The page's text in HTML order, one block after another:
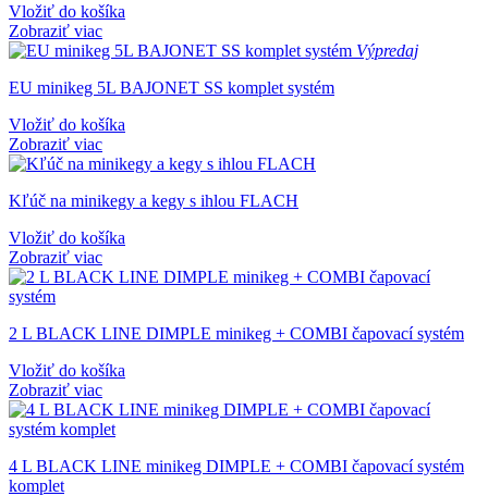
Vložiť do košíka
Zobraziť viac
Výpredaj
EU minikeg 5L BAJONET SS komplet systém
Vložiť do košíka
Zobraziť viac
Kľúč na minikegy a kegy s ihlou FLACH
Vložiť do košíka
Zobraziť viac
2 L BLACK LINE DIMPLE minikeg + COMBI čapovací systém
Vložiť do košíka
Zobraziť viac
4 L BLACK LINE minikeg DIMPLE + COMBI čapovací systém
komplet